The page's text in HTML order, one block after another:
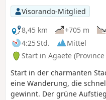
Visorando-Mitglied
8,45 km
+705 m
4:25 Std.
Mittel
Start in Agaete (Province
Start in der charmanten
eine Wanderung, die
gewinnt. Der grüne